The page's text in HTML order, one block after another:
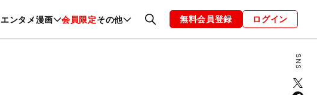
エンタメ漫画 会員限定その他
グルメ ファッション 恋愛・結婚 編集部 お知らせ
無料会員登録 ログイン